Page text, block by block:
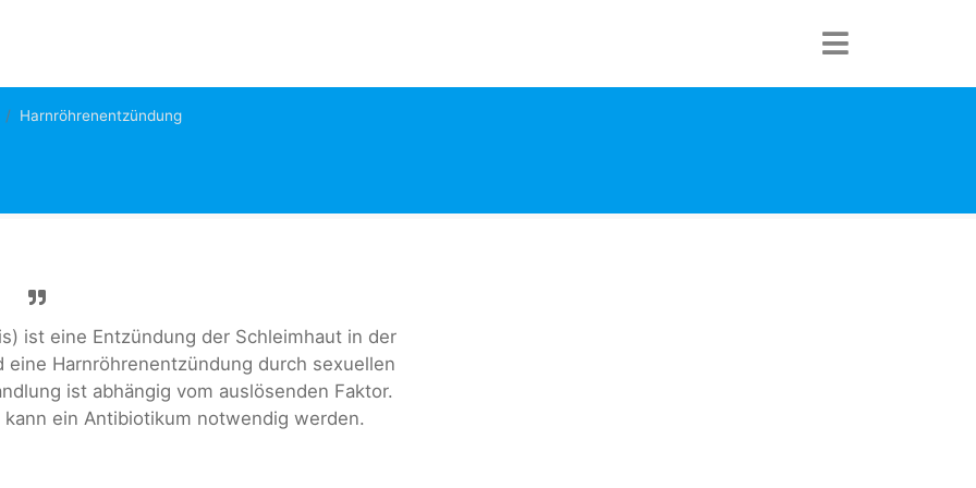
Harnröhrenentzündung
ist eine Entzündung der Schleimhaut in der
Harnröhrenentzündung durch sexuellen
ist abhängig vom auslösenden Faktor.
ein Antibiotikum notwendig werden.